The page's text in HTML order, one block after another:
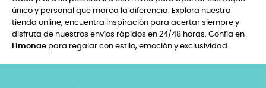
único y personal que marca la diferencia. Explora nuestra
tienda online, encuentra inspiración para acertar siempre y
disfruta de nuestros envíos rápidos en 24/48 horas. Confía en
Limonae para regalar con estilo, emoción y exclusividad.